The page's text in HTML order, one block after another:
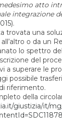
atto
integrazione
).
trovata una
o da un
lo spettro
del
a superare le
possibile
riferimento.
della
giustizia/it/